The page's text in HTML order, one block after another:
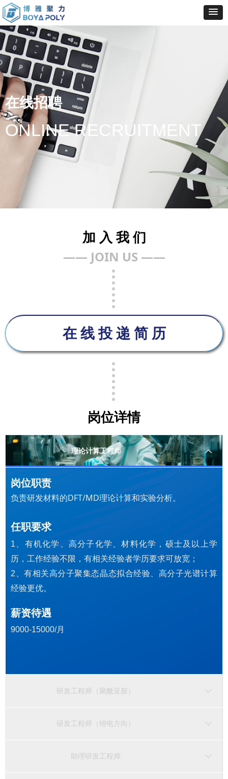
在线招聘
ONLINE RECRUITMENT
理论计算工程师
岗位职责
负责研发材料的DFT/MD理论计算和实验分析。
任职要求
1、有机化学、高分子化学、材料化学，硕士及以上学
历，工作经验不限，有相关经验者学历要求可放宽；
2、有相关高分子聚集态晶态拟合经验、高分子光谱计算
经验更优。
薪资待遇
9000-15000/月
研发工程师（聚酰亚胺）
研发工程师（锂电方向）
助理研发工程师
在 线 投 递 简 历
加 入 我 们
—— JOIN US ——
岗位详情